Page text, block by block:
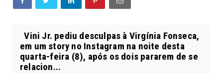
Vini Jr. pediu desculpas à Virgínia Fonseca,
em um story no Instagram na noite desta
quarta-feira (8), após os dois pararem de se
relacion...